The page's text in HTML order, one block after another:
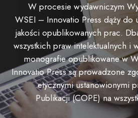
W procesie wydawniczym
WSEI – Innovatio Press dąży do
jakości opublikowanych prac.
wszystkich praw intelektualnych i
monografie opublikowane w
Innovatio Press są prowadzone
etycznymi ustanowionymi
Publikacji (COPE) na